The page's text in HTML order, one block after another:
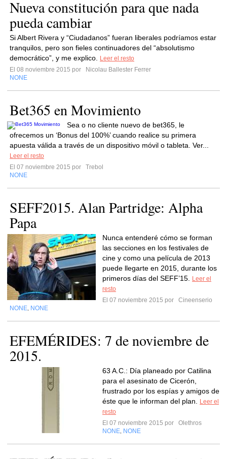
Nueva constitución para que nada
pueda cambiar
Si Albert Rivera y “Ciudadanos” fueran liberales podríamos estar
tranquilos, pero son fieles continuadores del “absolutismo
democrático”, y me explico.
Leer el resto
El 08 noviembre 2015 por
Nicolau Ballester Ferrer
NONE
Bet365 en Movimiento
Sea o no cliente nuevo de bet365, le
ofrecemos un ‘Bonus del 100%’ cuando realice su primera
apuesta válida a través de un dispositivo móvil o tableta. Ver...
Leer el resto
El 07 noviembre 2015 por
Trebol
NONE
SEFF2015. Alan Partridge: Alpha
Papa
Nunca entenderé cómo se forman
las secciones en los festivales de
cine y como una película de 2013
puede llegarte en 2015, durante los
primeros días del SEFF’15.
Leer el
resto
El 07 noviembre 2015 por
Cineenserio
NONE NONE
EFEMÉRIDES: 7 de noviembre de
2015.
63 A.C.: Día planeado por Catilina
para el asesinato de Cicerón,
frustrado por los espías y amigos de
éste que le informan del plan.
Leer el
resto
El 07 noviembre 2015 por
Olethros
NONE NONE